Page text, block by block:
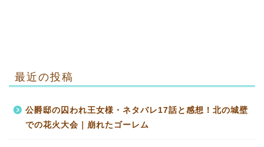
最近の投稿
公爵邸の囚われ王女様・ネタバレ17話と感想！北の城壁
での花火大会｜崩れたゴーレム